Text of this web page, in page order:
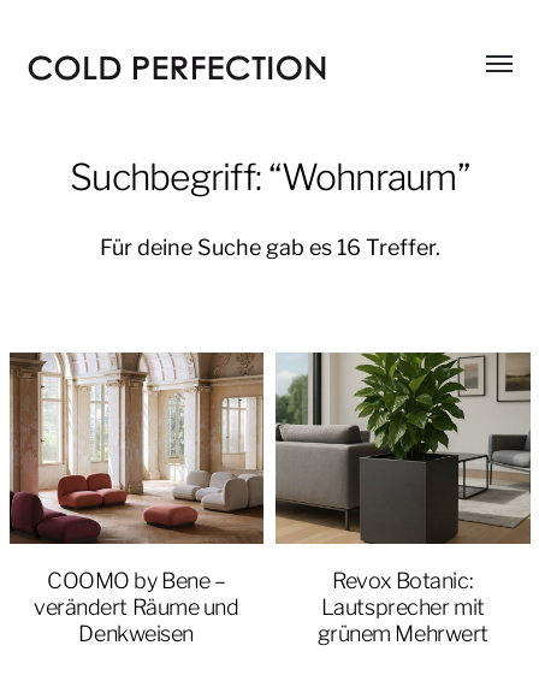
Menü
Suchbegriff: “Wohnraum”
Für deine Suche gab es 16 Treffer.
COOMO by Bene –
verändert Räume und
Denkweisen
Revox Botanic:
Lautsprecher mit
grünem Mehrwert